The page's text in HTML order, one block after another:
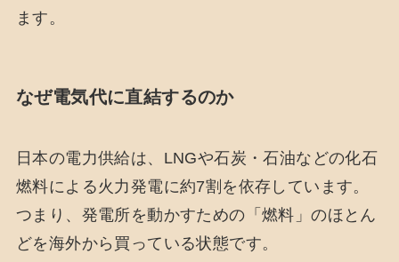
ます。
なぜ電気代に直結するのか
日本の電力供給は、LNGや石炭・石油などの化石
燃料による火力発電に約7割を依存しています。
つまり、発電所を動かすための「燃料」のほとん
どを海外から買っている状態です。